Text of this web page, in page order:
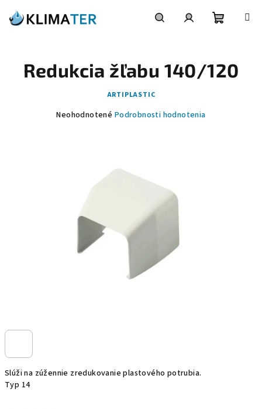
obsah
košík
Slúži na zúžennie zredukovanie plastového potrubia.
Typ 14
Redukcia žľabu 140/120
ARTIPLASTIC
Priemerné
Neohodnotené Podrobnosti hodnotenia